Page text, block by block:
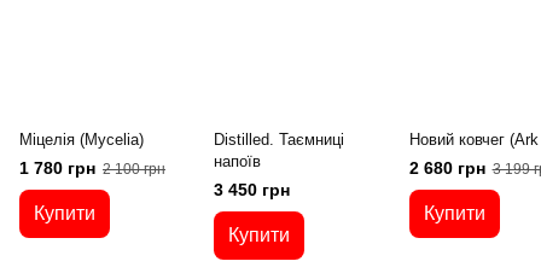
Міцелія (Mycelia)
1 780 грн 2 100 грн
Купити
Distilled. Таємниці
напоїв
3 450 грн
Купити
Новий ковчег
2 680 грн 3 199
Купити